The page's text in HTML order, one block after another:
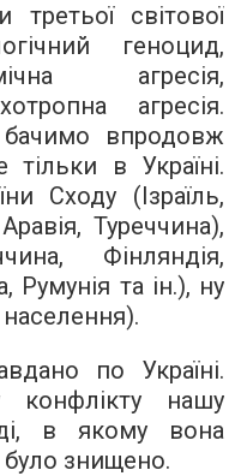
третьої світової
геноцид,
агресія,
агресія.
впродовж
тільки в Україні.
Сходу (Ізраїль,
Туреччина),
Фінляндія,
Румунія та ін.), ну
населення).
по Україні.
конфлікту нашу
в якому вона
було знищено.